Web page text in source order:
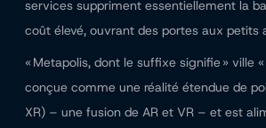
services suppriment essentiellement la
coût élevé, ouvrant des portes aux petits
« Metapolis, dont le suffixe signifie » ville
conçue comme une réalité étendue de
XR) – une fusion de AR et VR – et est